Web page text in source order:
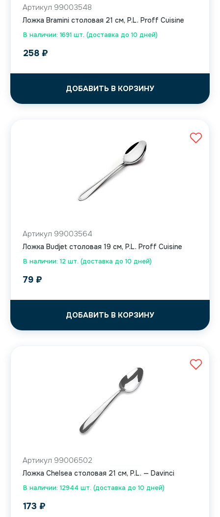
В наличии: 1691 шт. (доставка до 10 дней)
Артикул 99003548
Ложка Bramini столовая 21 см, P.L. Proff Cuisine
258 ₽
ДОБАВИТЬ В КОРЗИНУ
В наличии: 12 шт. (доставка до 10 дней)
Артикул 99003564
Ложка Budjet столовая 19 см, P.L. Proff Cuisine
79 ₽
ДОБАВИТЬ В КОРЗИНУ
В наличии: 12944 шт. (доставка до 10 дней)
Артикул 99006502
Ложка Chelsea столовая 21 см, P.L. — Davinci
173 ₽